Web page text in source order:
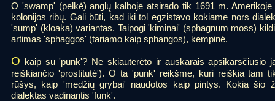
O 'swamp' (pelkė) anglų kalboje atsirado tik 1691 m.
kolonijos ribų. Gali būti, kad iki tol egzistavo kokiame nors
'sump' (kloaka) variantas. Taipogi 'kiminai' (sphagnum moss)
artimas 'sphaggos' (tariamo kaip sphangos), kempinė.
O kaip su 'punk'? Ne skiauterėto ir auskarais apsikarsčiusio
reiškiančio 'prostitutė'). O ta 'punk' reikšme, kuri reiškia tam
rūšys, kaip 'medžių grybai' naudotos kaip pintys. Kokia šio
dialektas vadinantis 'funk'.